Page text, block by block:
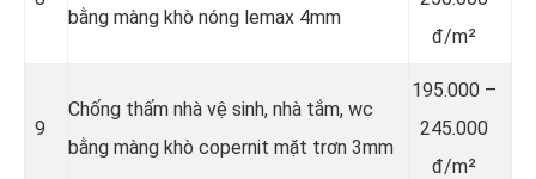
bằng màng khò nóng lemax 4mm
đ/m²
9
Chống thấm nhà vệ sinh, nhà tắm, wc
bằng màng khò copernit mặt trơn 3mm
195.000 –
245.000
đ/m²